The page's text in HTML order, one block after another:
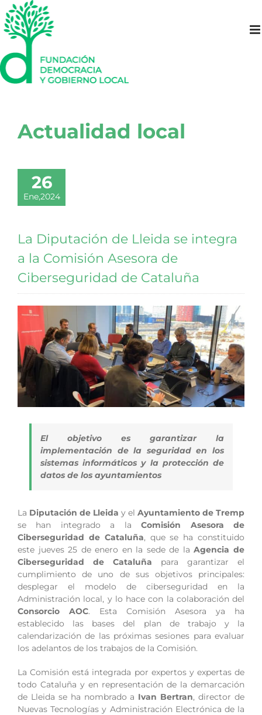
Saltar
al
contenido
Actualidad local
26
Ene,2024
La Diputación de Lleida se integra
a la Comisión Asesora de
Ciberseguridad de Cataluña
El objetivo es garantizar la
implementación de la seguridad en los
sistemas informáticos y la protección de
datos de los ayuntamientos
La Diputación de Lleida y el Ayuntamiento de Tremp
se han integrado a laComisión Asesora de
Ciberseguridad de Cataluña, que se ha constituido
este jueves 25 de enero en la sede de laAgencia de
Ciberseguridad de Cataluña para garantizar el
cumplimiento de uno de sus objetivos principales:
desplegar el modelo de ciberseguridad en la
Administración local, y lo hace con la colaboración del
Consorcio AOC. Esta Comisión Asesora ya ha
establecido las bases del plan de trabajo y la
calendarización de las próximas sesiones para evaluar
los adelantos de los trabajos de la Comisión.
La Comisión está integrada por expertos y expertas de
todo Cataluña y en representación de la demarcación
de Lleida se ha nombrado a Ivan Bertran, director de
Nuevas Tecnologías y Administración Electrónica de la